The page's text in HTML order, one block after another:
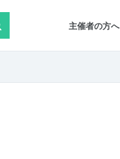
主催者の方へ